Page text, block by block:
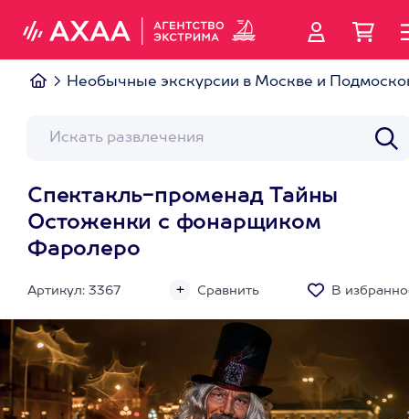
Необычные экскурсии в Москве и
Спектакль-променад Тайны
Остоженки с фонарщиком
Фаролеро
Артикул: 3367 Сравнить В